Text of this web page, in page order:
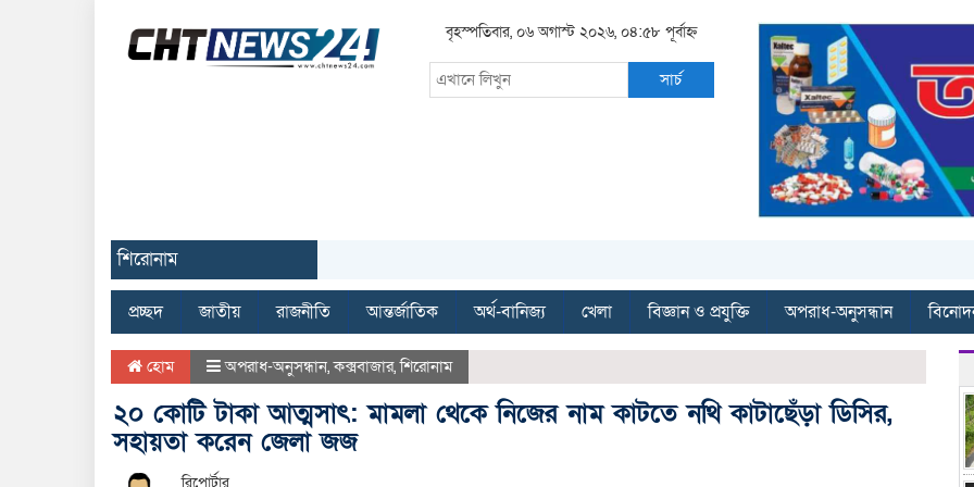
বৃহস্পতিবার, ০৬ অগাস্ট ২০২৬, ০৪:৫৮ পূর্বাহ্ন
সার্চ
শিরোনাম
প্রচ্ছদ জাতীয় রাজনীতি আন্তর্জাতিক অর্থ-বানিজ্য খেলা বিজ্ঞান ও প্রযুক্তি অপরাধ-অনুসন্ধান
হোম অপরাধ-অনুসন্ধান,কক্সবাজার,শিরোনাম
২০ কোটি টাকা আত্মসাৎ: মামলা থেকে নিজের নাম কাটতে নথি কাটাছেঁড়া ডিসির,
সহায়তা করেন জেলা জজ